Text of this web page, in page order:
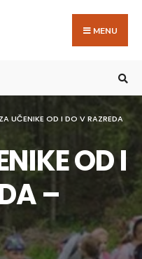
MENU
UČENIKE OD I DO V RAZREDA
OD I
–